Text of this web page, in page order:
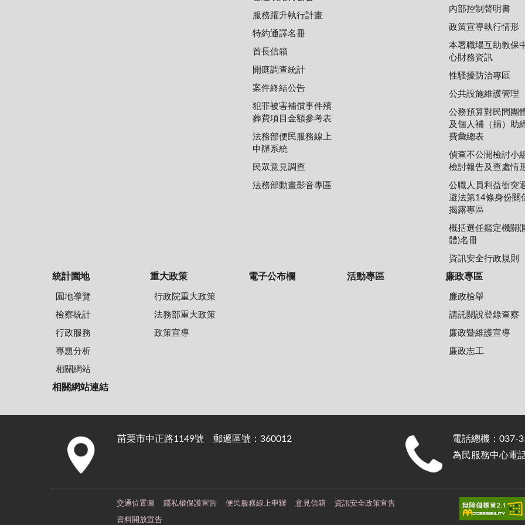
服務躍升執行計畫
特約通譯名冊
首長信箱
開庭調查統計
案件終結公告
犯罪被害補償事件殯
葬費項目金額參考表
法務部便民服務線上
申辦系統
民眾意見調查
法務部動畫影音專區
內部控制聲明書
政策宣導執行情形
本署職場互助教保
心財務資訊
性騷擾防治專區
公共設施維護管理
公務預算對民間團
及個人補（捐）助
費彙總表
偵查不公開檢討小
檢討報告及查處情
公職人員利益衝突
避法第14條身份關
揭露專區
概括選任鑑定機關(
體)名冊
資訊安全行政規則
統計園地
園地導覽
檢察統計
行政服務
專題分析
相關網站
重大政策
行政院重大政策
法務部重大政策
政策宣導
電子公布欄 活動專區 廉政專區
廉政檢舉
請託關說登錄查察
廉政暨維護宣導
廉政志工
相關網站連結
苗栗市中正路1149號 郵遞區號：360012
電話總機：037-
為民服務中心電
交通位置圖 隱私權保護宣告 便民服務線上申辦 意見信箱 資訊安全政策宣告
資料開放宣告